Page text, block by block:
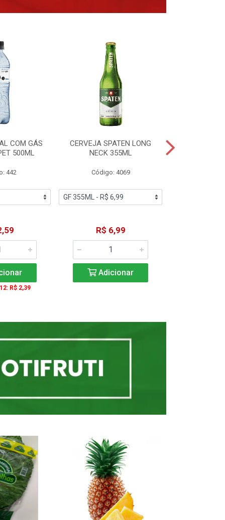
COM GÁS
500ML
442
R$ 2,39
CERVEJA SPATEN LONG
NECK 355ML
Código: 4069
R$ 6,99
Adicionar